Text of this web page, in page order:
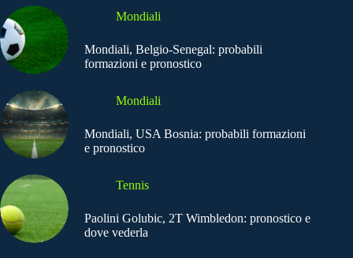
Mondiali
Mondiali, Belgio-Senegal: probabili
formazioni e pronostico
Mondiali
Mondiali, USA Bosnia: probabili formazioni
e pronostico
Tennis
Paolini Golubic, 2T Wimbledon: pronostico e
dove vederla